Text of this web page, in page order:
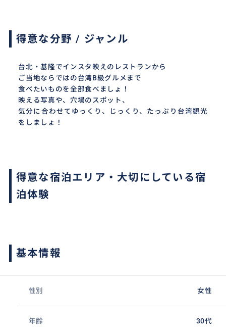
得意な分野 / ジャンル
台北・基隆でインスタ映えのレストランから
ご当地ならではの台湾B級グルメまで
食べたいものを全部食べましょ！
映える写真や、穴場のスポット、
気分に合わせてゆっくり、じっくり、たっぷり台湾観光
をしましょ！
得意な宿泊エリア・大切にしている宿
泊体験
基本情報
性別 女性
年齢 30代